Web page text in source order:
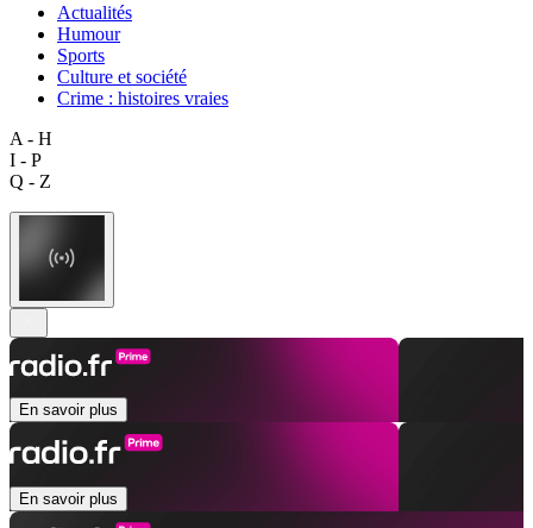
Actualités
Humour
Sports
Culture et société
Crime : histoires vraies
A - H
I - P
Q - Z
En savoir plus
En savoir plus